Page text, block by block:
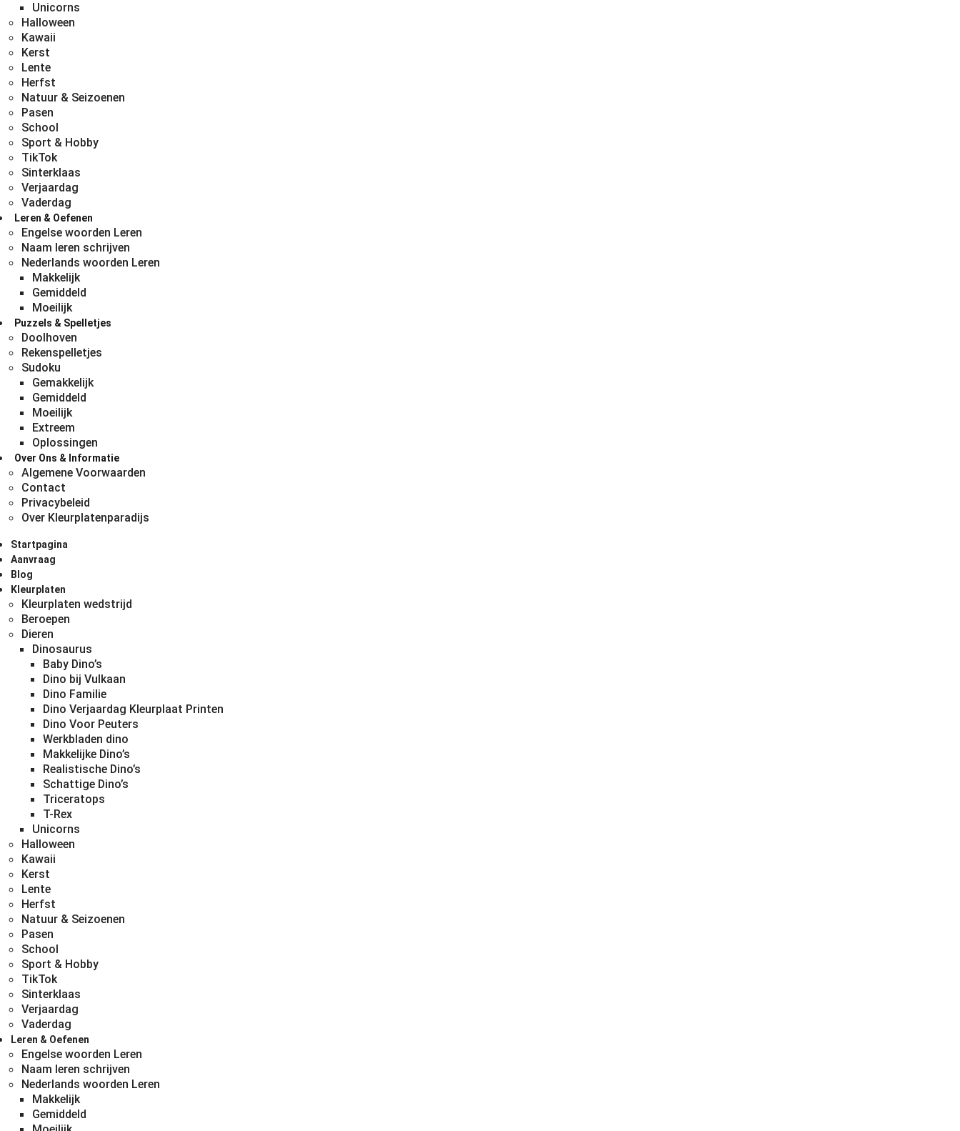
Unicorns
Halloween
Kawaii
Kerst
Lente
Herfst
Natuur & Seizoenen
Pasen
School
Sport & Hobby
TikTok
Sinterklaas
Verjaardag
Vaderdag
Leren & Oefenen
Engelse woorden Leren
Naam leren schrijven
Nederlands woorden Leren
Makkelijk
Gemiddeld
Moeilijk
Puzzels & Spelletjes
Doolhoven
Rekenspelletjes
Sudoku
Gemakkelijk
Gemiddeld
Moeilijk
Extreem
Oplossingen
Over Ons & Informatie
Algemene Voorwaarden
Contact
Privacybeleid
Over Kleurplatenparadijs
Startpagina
Aanvraag
Blog
Kleurplaten
Kleurplaten wedstrijd
Beroepen
Dieren
Dinosaurus
Baby Dino’s
Dino bij Vulkaan
Dino Familie
Dino Verjaardag Kleurplaat Printen
Dino Voor Peuters
Werkbladen dino
Makkelijke Dino’s
Realistische Dino’s
Schattige Dino’s
Triceratops
T-Rex
Unicorns
Halloween
Kawaii
Kerst
Lente
Herfst
Natuur & Seizoenen
Pasen
School
Sport & Hobby
TikTok
Sinterklaas
Verjaardag
Vaderdag
Leren & Oefenen
Engelse woorden Leren
Naam leren schrijven
Nederlands woorden Leren
Makkelijk
Gemiddeld